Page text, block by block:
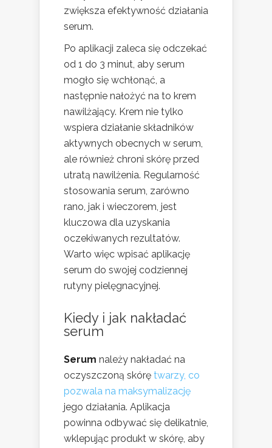
zwiększa efektywność działania
serum.
Po aplikacji zaleca się odczekać
od 1 do 3 minut, aby serum
mogło się wchłonąć, a
następnie nałożyć na to krem
nawilżający. Krem nie tylko
wspiera działanie składników
aktywnych obecnych w serum,
ale również chroni skórę przed
utratą nawilżenia. Regularność
stosowania serum, zarówno
rano, jak i wieczorem, jest
kluczowa dla uzyskania
oczekiwanych rezultatów.
Warto więc wpisać aplikację
serum do swojej codziennej
rutyny pielęgnacyjnej.
Kiedy i jak nakładać
serum
Serum należy nakładać na
oczyszczoną skórę twarzy, co
pozwala na maksymalizację
jego działania. Aplikacja
powinna odbywać się delikatnie,
wklepując produkt w skórę, aby